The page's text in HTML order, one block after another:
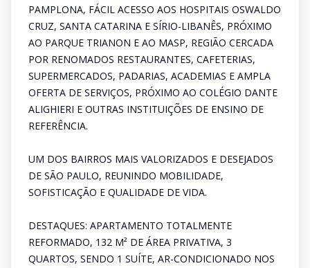
PAMPLONA, FÁCIL ACESSO AOS HOSPITAIS OSWALDO
CRUZ, SANTA CATARINA E SÍRIO-LIBANÊS, PRÓXIMO
AO PARQUE TRIANON E AO MASP, REGIÃO CERCADA
POR RENOMADOS RESTAURANTES, CAFETERIAS,
SUPERMERCADOS, PADARIAS, ACADEMIAS E AMPLA
OFERTA DE SERVIÇOS, PRÓXIMO AO COLÉGIO DANTE
ALIGHIERI E OUTRAS INSTITUIÇÕES DE ENSINO DE
REFERÊNCIA.
UM DOS BAIRROS MAIS VALORIZADOS E DESEJADOS
DE SÃO PAULO, REUNINDO MOBILIDADE,
SOFISTICAÇÃO E QUALIDADE DE VIDA.
DESTAQUES: APARTAMENTO TOTALMENTE
REFORMADO, 132 M² DE ÁREA PRIVATIVA, 3
QUARTOS, SENDO 1 SUÍTE, AR-CONDICIONADO NOS